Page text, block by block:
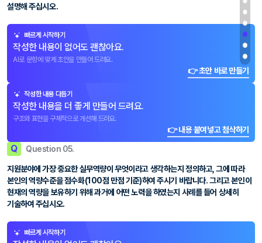
설명해 주십시오.
빠르게 시작하기
작성한 내용이 없어도 괜찮아요.
AI로 문항에 맞게 초안을 만들어 드려요.
👉 초안 바로 만들기
작성한 내용 다듬기
작성한 내용을 더 좋게 만들어 드려요.
구조와 표현을 구체적으로 개선해 드려요.
👉 내용 붙여넣고 첨삭하기
Q Question 05.
지원분야에 가장 중요한 실무역량이 무엇이라고 생각하는지 정의하고, 그에 따라
본인의 역량수준을 점수화(100점 만점 기준)하여 주시기 바랍니다. 그리고 본인이
현재의 역량을 보유하기 위해 과거에 어떤 노력을 하였는지 사례를 들어 상세히
기술하여 주십시오.
빠르게 시작하기